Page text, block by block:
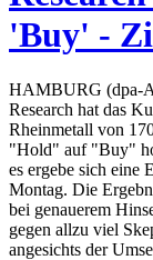
'Buy' -
HAMBURG (dpa-
Research hat das
Rheinmetall von
"Hold" auf "Buy"
es ergebe sich eine
Montag. Die
bei genauerem
gegen allzu viel
angesichts der